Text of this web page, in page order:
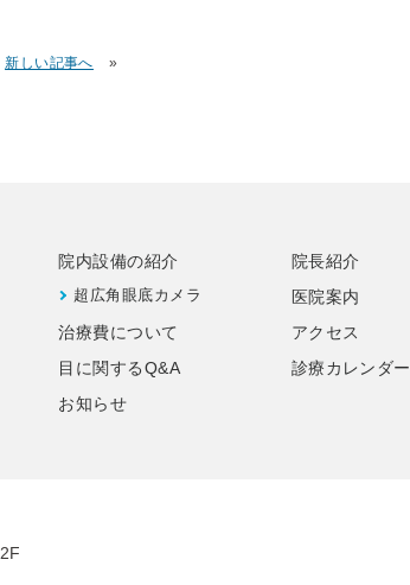
新しい記事へ »
院内設備の紹介
超広角眼底カメラ
治療費について
目に関するQ&A
お知らせ
院長紹介
医院案内
アクセス
診療カレンダー